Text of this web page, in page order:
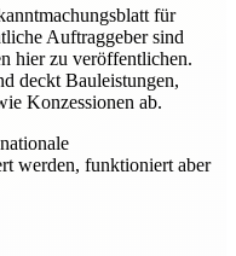
für
Auftraggeber sind
hier zu veröffentlichen.
deckt Bauleistungen,
Konzessionen ab.
werden, funktioniert aber